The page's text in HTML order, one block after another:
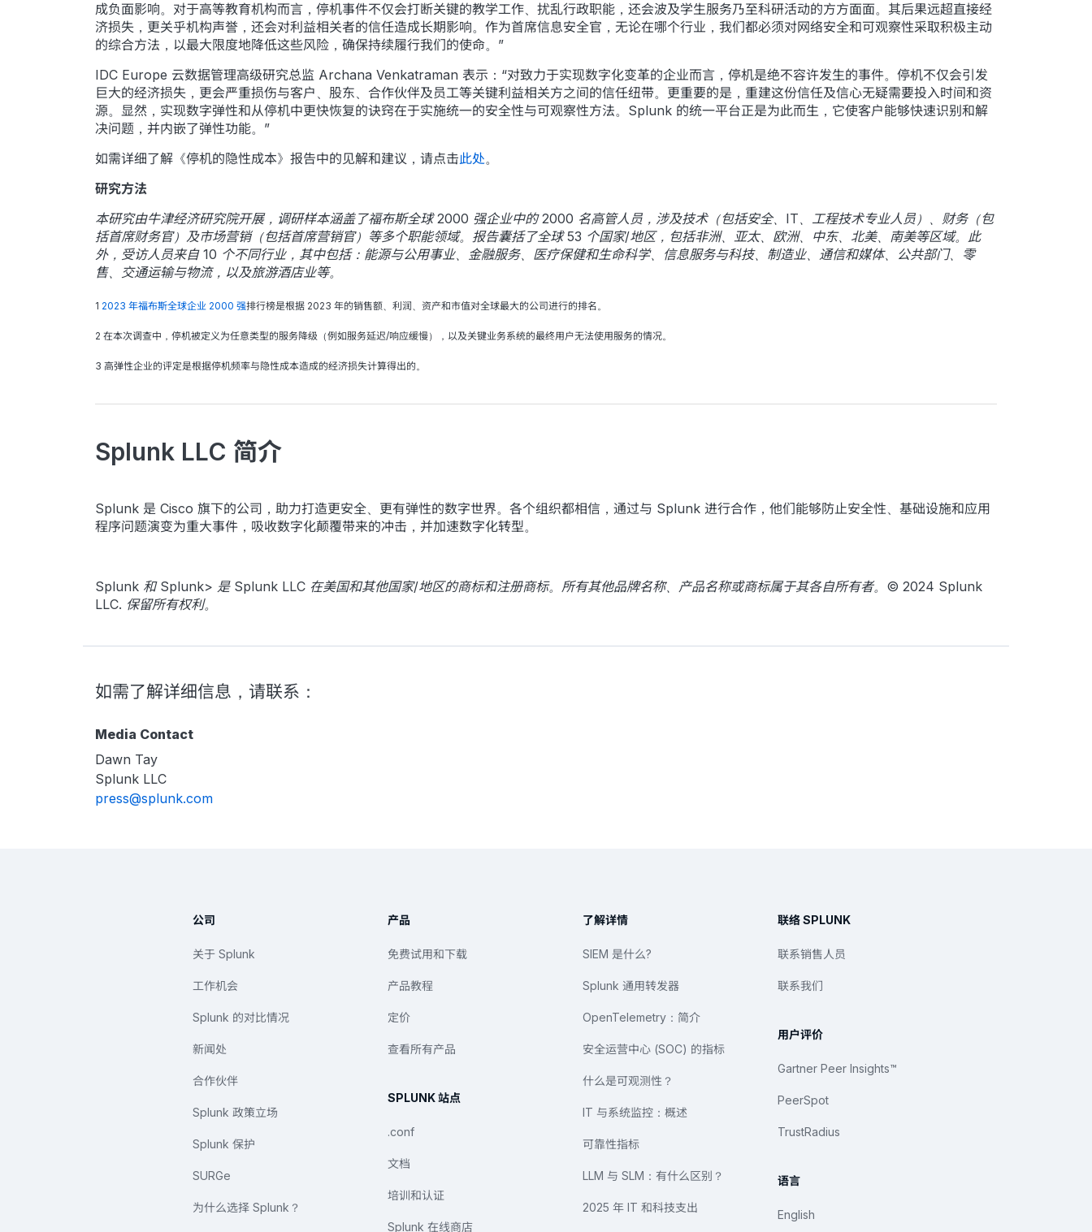
成负面影响。对于高等教育机构而言，停机事件不仅会打断关键的教学工作、扰乱行政职能，还会波及学生服务乃至科研活动的方方面面。其后果远超直接经
济损失，更关乎机构声誉，还会对利益相关者的信任造成长期影响。作为首席信息安全官，无论在哪个行业，我们都必须对网络安全和可观察性采取积极主动
的综合方法，以最大限度地降低这些风险，确保持续履行我们的使命。”
IDC Europe 云数据管理高级研究总监 Archana Venkatraman 表示：“对致力于实现数字化变革的企业而言，停机是绝不容许发生的事件。停机不仅会引发
巨大的经济损失，更会严重损伤与客户、股东、合作伙伴及员工等关键利益相关方之间的信任纽带。更重要的是，重建这份信任及信心无疑需要投入时间和资
源。显然，实现数字弹性和从停机中更快恢复的诀窍在于实施统一的安全性与可观察性方法。Splunk 的统一平台正是为此而生，它使客户能够快速识别和解
决问题，并内嵌了弹性功能。”
如需详细了解《停机的隐性成本》报告中的见解和建议，请点击此处。
研究方法
本研究由牛津经济研究院开展，调研样本涵盖了福布斯全球 2000 强企业中的 2000 名高管人员，涉及技术（包括安全、IT、工程技术专业人员）、财务（包
括首席财务官）及市场营销（包括首席营销官）等多个职能领域。报告囊括了全球 53 个国家/地区，包括非洲、亚太、欧洲、中东、北美、南美等区域。此
外，受访人员来自 10 个不同行业，其中包括：能源与公用事业、金融服务、医疗保健和生命科学、信息服务与科技、制造业、通信和媒体、公共部门、零
售、交通运输与物流，以及旅游酒店业等。
1 2023 年福布斯全球企业 2000 强排行榜是根据 2023 年的销售额、利润、资产和市值对全球最大的公司进行的排名。
2 在本次调查中，停机被定义为任意类型的服务降级（例如服务延迟/响应缓慢），以及关键业务系统的最终用户无法使用服务的情况。
3 高弹性企业的评定是根据停机频率与隐性成本造成的经济损失计算得出的。
Splunk LLC 简介
Splunk 是 Cisco 旗下的公司，助力打造更安全、更有弹性的数字世界。各个组织都相信，通过与 Splunk 进行合作，他们能够防止安全性、基础设施和应用
程序问题演变为重大事件，吸收数字化颠覆带来的冲击，并加速数字化转型。
Splunk 和 Splunk> 是 Splunk LLC 在美国和其他国家/地区的商标和注册商标。所有其他品牌名称、产品名称或商标属于其各自所有者。© 2024 Splunk
LLC. 保留所有权利。
如需了解详细信息，请联系：
Media Contact
Dawn Tay
Splunk LLC
press@splunk.com
公司
关于 Splunk
工作机会
Splunk 的对比情况
新闻处
合作伙伴
Splunk 政策立场
Splunk 保护
SURGe
为什么选择 Splunk？
产品
免费试用和下载
产品教程
定价
查看所有产品
SPLUNK 站点
.conf
文档
培训和认证
Splunk 在线商店
了解详情
SIEM 是什么?
Splunk 通用转发器
OpenTelemetry：简介
安全运营中心 (SOC) 的指标
什么是可观测性？
IT 与系统监控：概述
可靠性指标
LLM 与 SLM：有什么区别？
2025 年 IT 和科技支出
联络 SPLUNK
联系销售人员
联系我们
用户评价
Gartner Peer Insights™
PeerSpot
TrustRadius
语言
English